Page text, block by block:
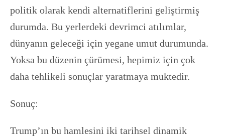
politik olarak kendi alternatiflerini geliştirmiş
durumda. Bu yerlerdeki devrimci atılımlar,
dünyanın geleceği için yegane umut durumunda.
Yoksa bu düzenin çürümesi, hepimiz için çok
daha tehlikeli sonuçlar yaratmaya muktedir.
Sonuç:
Trump’ın bu hamlesini iki tarihsel dinamik